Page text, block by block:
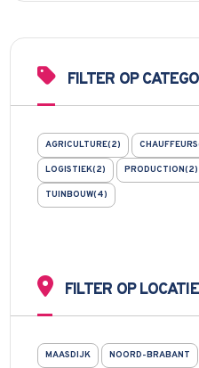
FILTER OP
AGRICULTURE(2)
LOGISTIEK(2) PRODUCTION(2)
TUINBOUW(4)
FILTER OP LOCATIE
MAASDIJK NOORD-BRABANT